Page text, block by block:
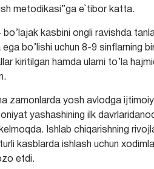
metodikasi”ga e`tibor katta.
bo’lajak kasbini ongli ravishda
ega bo’lishi uchun 8-9 sinflarning
kiritilgan hamda ularni to’la
zamonlarda yosh avlodga
yashashining ilk
Ishlab chiqarishning
kasblarda ishlash uchun
etdi.